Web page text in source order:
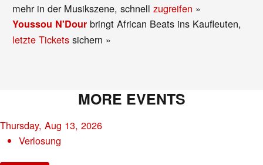
mehr in der Musikszene, schnellzugreifen »
Youssou N'Dour bringt African Beats ins Kaufleuten,
letzte Tickets sichern »
MORE EVENTS
Thursday, Aug 13, 2026
Verlosung